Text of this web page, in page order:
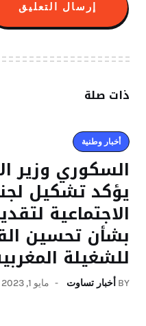
ذات صلة
أخبار وطنية
السكوري وزير
يؤكد تشكيل
الاجتماعية
بشأن تحسين
للشغيلة
BY أخبار تساوت مايو 1, 2023